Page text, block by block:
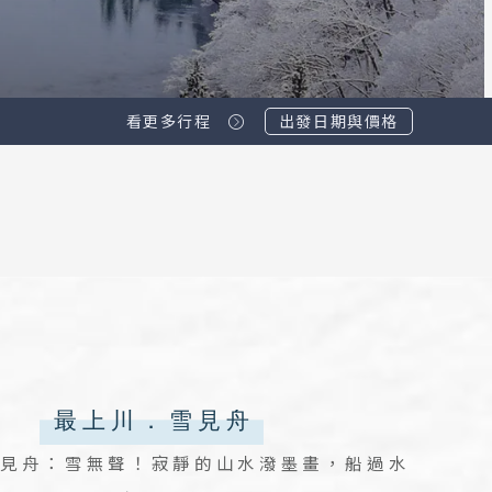
看更多行程 出發日期與價格
舟：雪無聲！寂靜的山水潑墨畫，船過水